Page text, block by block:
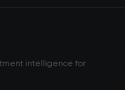
intelligence for